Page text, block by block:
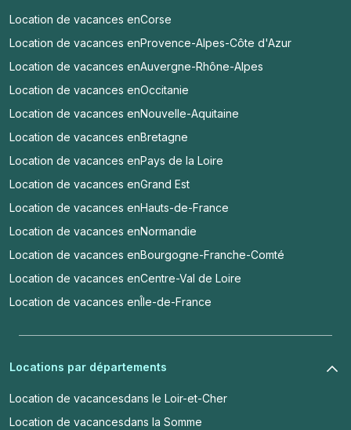
Location de vacances enCorse
Location de vacances enProvence-Alpes-Côte d'Azur
Location de vacances enAuvergne-Rhône-Alpes
Location de vacances enOccitanie
Location de vacances enNouvelle-Aquitaine
Location de vacances enBretagne
Location de vacances enPays de la Loire
Location de vacances enGrand Est
Location de vacances enHauts-de-France
Location de vacances enNormandie
Location de vacances enBourgogne-Franche-Comté
Location de vacances enCentre-Val de Loire
Location de vacances enÎle-de-France
Locations par départements
Location de vacancesdans le Loir-et-Cher
Location de vacancesdans la Somme